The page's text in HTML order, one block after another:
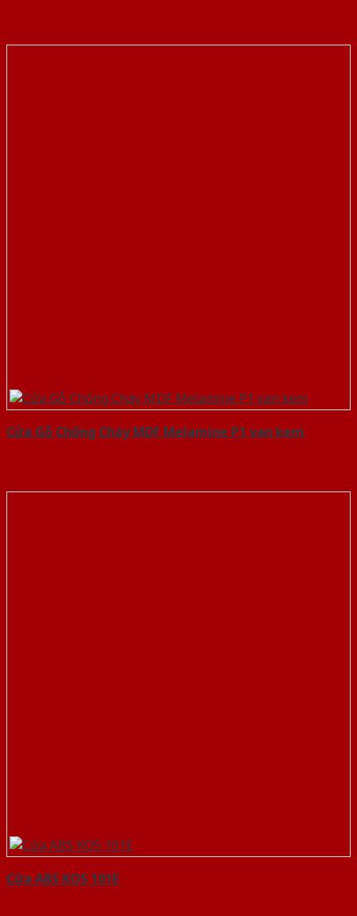
Cửa Gỗ Chống Cháy MDF Melamine P1 van kem
Cửa ABS KOS 101E